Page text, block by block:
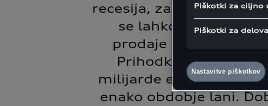
recesija, zaostrena
se lahko znamka
prodaje električnih
Prihodki so v prvih
milijarde evrov, kar
enako obdobje lani.
Piškotki za ciljno
Piškotki za
Nastavitve piškotkov